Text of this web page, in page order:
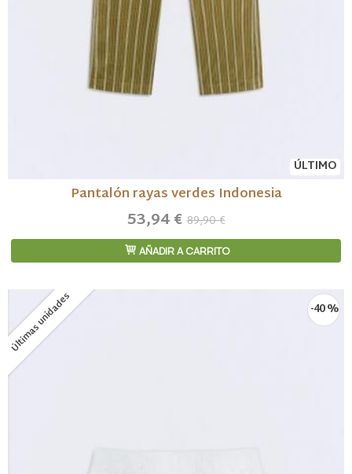
ÚLTIMO
Pantalón rayas verdes Indonesia
53,94 €89,90 €
AÑADIR A CARRITO
Últimas unidades -40 %